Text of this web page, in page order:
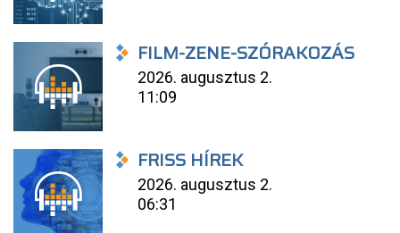
FILM-ZENE-SZÓRAKOZÁS
2026. augusztus 2.
11:09
FRISS HÍREK
2026. augusztus 2.
06:31